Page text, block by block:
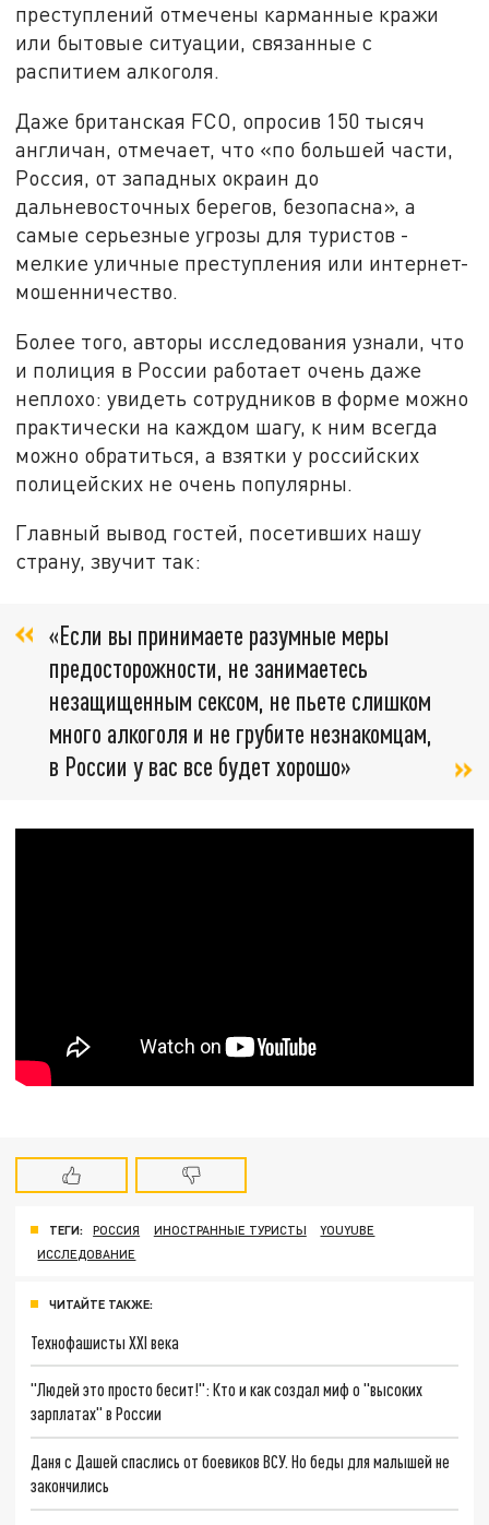
преступлений отмечены карманные кражи
или бытовые ситуации, связанные с
распитием алкоголя.
Даже британская FCO, опросив 150 тысяч
англичан, отмечает, что «по большей части,
Россия, от западных окраин до
дальневосточных берегов, безопасна», а
самые серьезные угрозы для туристов -
мелкие уличные преступления или интернет-
мошенничество.
Более того, авторы исследования узнали, что
и полиция в России работает очень даже
неплохо: увидеть сотрудников в форме можно
практически на каждом шагу, к ним всегда
можно обратиться, а взятки у российских
полицейских не очень популярны.
Главный вывод гостей, посетивших нашу
страну, звучит так:
«Если вы принимаете разумные меры
предосторожности, не занимаетесь
незащищенным сексом, не пьете слишком
много алкоголя и не грубите незнакомцам,
в России у вас все будет хорошо»
ТЕГИ: РОССИЯ ИНОСТРАННЫЕ ТУРИСТЫ
YOUYUBE
ИССЛЕДОВАНИЕ
ЧИТАЙТЕ ТАКЖЕ:
Технофашисты XXI века
"Людей это просто бесит!": Кто и как создал миф о "высоких
зарплатах" в России
Даня с Дашей спаслись от боевиков ВСУ. Но беды для малышей не
закончились